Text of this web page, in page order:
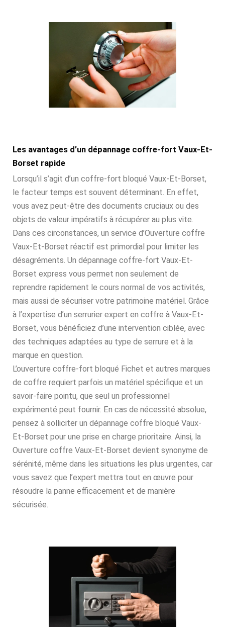
Les avantages d’un dépannage coffre-fort Vaux-Et-
Borset rapide
Lorsqu’il s’agit d’un coffre-fort bloqué Vaux-Et-Borset,
le facteur temps est souvent déterminant. En effet,
vous avez peut-être des documents cruciaux ou des
objets de valeur impératifs à récupérer au plus vite.
Dans ces circonstances, un service d’Ouverture coffre
Vaux-Et-Borset réactif est primordial pour limiter les
désagréments. Un dépannage coffre-fort Vaux-Et-
Borset express vous permet non seulement de
reprendre rapidement le cours normal de vos activités,
mais aussi de sécuriser votre patrimoine matériel. Grâce
à l’expertise d’un serrurier expert en coffre à Vaux-Et-
Borset, vous bénéficiez d’une intervention ciblée, avec
des techniques adaptées au type de serrure et à la
marque en question.
L’ouverture coffre-fort bloqué Fichet et autres marques
de coffre requiert parfois un matériel spécifique et un
savoir-faire pointu, que seul un professionnel
expérimenté peut fournir. En cas de nécessité absolue,
pensez à solliciter un dépannage coffre bloqué Vaux-
Et-Borset pour une prise en charge prioritaire. Ainsi, la
Ouverture coffre Vaux-Et-Borset devient synonyme de
sérénité, même dans les situations les plus urgentes, car
vous savez que l’expert mettra tout en œuvre pour
résoudre la panne efficacement et de manière
sécurisée.